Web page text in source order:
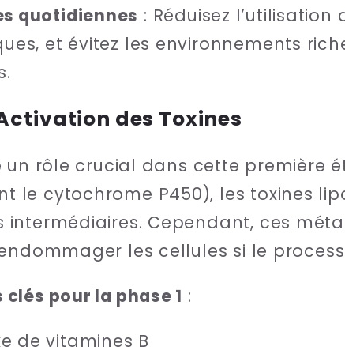
quotidiennes : Réduisez
et évitez les environnements
des Toxines
un rôle crucial dans cette première
le cytochrome P450), les toxines
intermédiaires. Cependant, ces
les cellules si le
pour la phase 1 :
de vitamines B